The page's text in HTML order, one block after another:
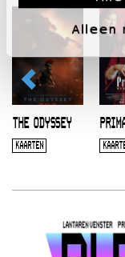
Alleen
THE ODYSSEY
KAARTEN